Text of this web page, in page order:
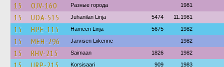
15 OJV-160 Разные города 1981
15 UOA-515 Juhanilan Linja 5474 11.1981
15 HPE-115 Hämeen Linja 5675 1982
15 MEH-296 Järvisen Liikenne 1982
15 RHV-215 Saimaan 1826 1982
15 URP-215 Korsisaari 909 1983